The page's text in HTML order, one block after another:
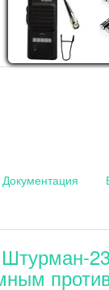
Документация
Штурман-